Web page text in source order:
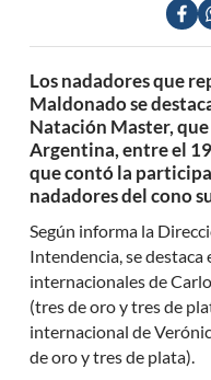
Los nadadores que
Maldonado se
Natación Master,
Argentina, entre el
que contó la
nadadores del cono
Según informa la
Intendencia, se
internacionales de
(tres de oro y tres de
internacional de
de oro y tres de plata).